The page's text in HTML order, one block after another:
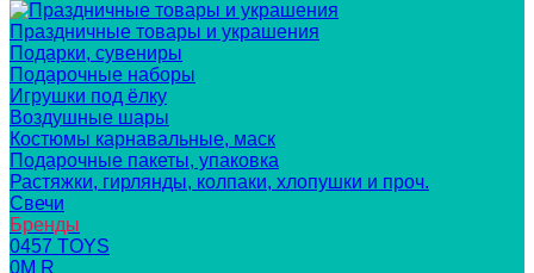
Праздничные товары и украшения
Подарки, сувениры
Подарочные наборы
Игрушки под ёлку
Воздушные шары
Костюмы карнавальные, маск
Подарочные пакеты, упаковка
Растяжки, гирлянды, колпаки, хлопушки и проч.
Свечи
Бренды
0457 TOYS
0M R